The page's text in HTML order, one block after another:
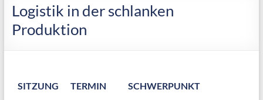
wirtschaftliche
Fertigung
Logistik in der schlanken
Produktion
SITZUNG TERMIN SCHWERPUNKT